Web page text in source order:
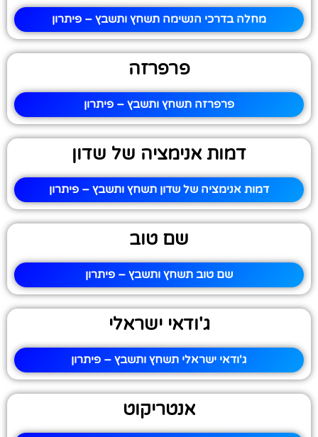
מחלה בדרכי הנשימה תשחץ ותשבץ – פיתרון
פרפרזה
פרפרזה תשחץ ותשבץ – פיתרון
דמות אנימציה של שדון
דמות אנימציה של שדון תשחץ ותשבץ – פיתרון
שם טוב
שם טוב תשחץ ותשבץ – פיתרון
ג'ודאי ישראלי
ג'ודאי ישראלי תשחץ ותשבץ – פיתרון
אנטריקוט